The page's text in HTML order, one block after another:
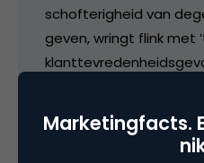
schofterigheid van
geven, wringt flink met
klantenservice pro-
relatiemanagement.
Marketingfacts.